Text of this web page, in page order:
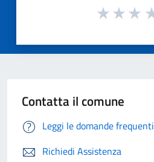
Contatta il comune
Leggi le domande frequenti
Richiedi Assistenza